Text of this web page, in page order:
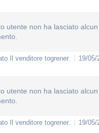
utente non ha lasciato alcun
Il venditore togrener. 19/05/
utente non ha lasciato alcun
Il venditore togrener. 19/05/